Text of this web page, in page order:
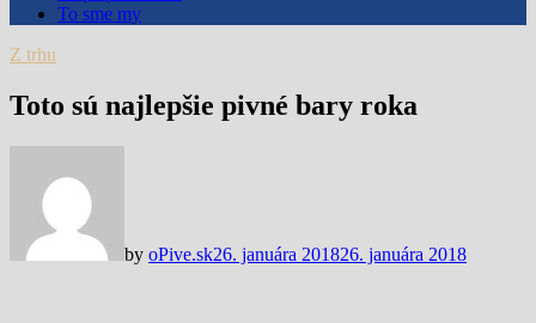
To sme my
Z trhu
Toto sú najlepšie pivné bary roka
by oPive.sk26. januára 201826. januára 2018